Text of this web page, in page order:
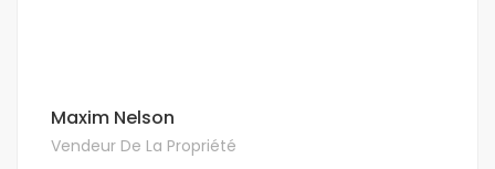
Maxim Nelson
Vendeur De La Propriété